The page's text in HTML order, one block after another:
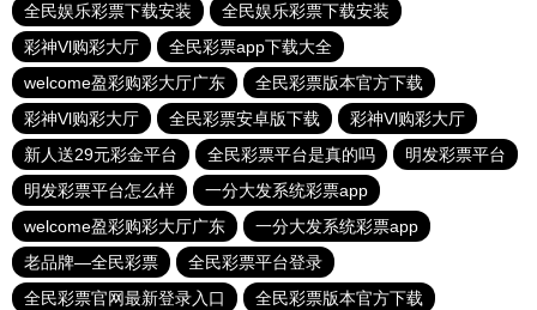
全民娱乐彩票下载安装
全民娱乐彩票下载安装
彩神Vl购彩大厅
全民彩票app下载大全
welcome盈彩购彩大厅广东
全民彩票版本官方下载
彩神Vl购彩大厅
全民彩票安卓版下载
彩神Vl购彩大厅
新人送29元彩金平台
全民彩票平台是真的吗
明发彩票平台
明发彩票平台怎么样
一分大发系统彩票app
welcome盈彩购彩大厅广东
一分大发系统彩票app
老品牌—全民彩票
全民彩票平台登录
全民彩票官网最新登录入口
全民彩票版本官方下载